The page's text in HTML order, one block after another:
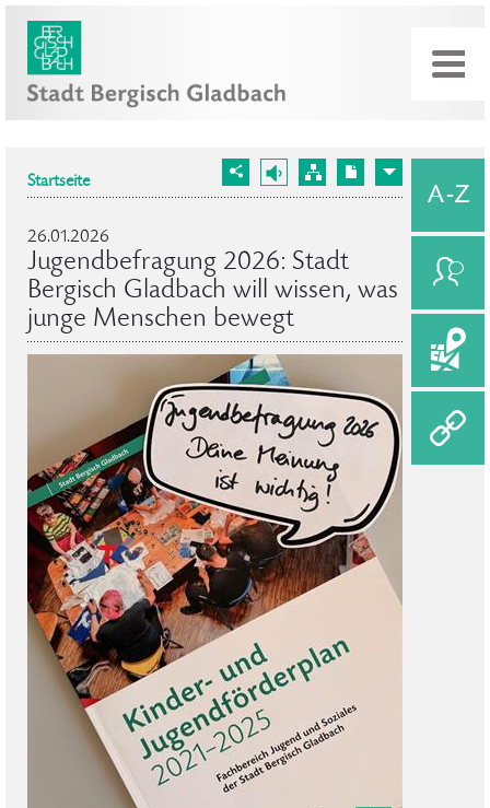
Startseite
26.01.2026
Jugendbefragung 2026: Stadt
Bergisch Gladbach will wissen, was
junge Menschen bewegt